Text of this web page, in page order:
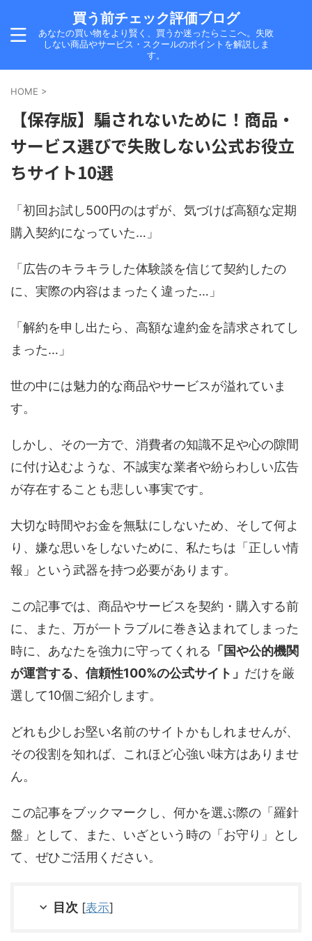
買う前チェック評価ブログ
あなたの買い物をより賢く、買うか迷ったらここへ。失敗
しない商品やサービス・スクールのポイントを解説しま
す。
HOME >
【保存版】騙されないために！商品・
サービス選びで失敗しない公式お役立
ちサイト10選
「初回お試し500円のはずが、気づけば高額な定期
購入契約になっていた…」
「広告のキラキラした体験談を信じて契約したの
に、実際の内容はまったく違った…」
「解約を申し出たら、高額な違約金を請求されてし
まった…」
世の中には魅力的な商品やサービスが溢れていま
す。
しかし、その一方で、消費者の知識不足や心の隙間
に付け込むような、不誠実な業者や紛らわしい広告
が存在することも悲しい事実です。
大切な時間やお金を無駄にしないため、そして何よ
り、嫌な思いをしないために、私たちは「正しい情
報」という武器を持つ必要があります。
この記事では、商品やサービスを契約・購入する前
に、また、万が一トラブルに巻き込まれてしまった
時に、あなたを強力に守ってくれる 「国や公的機関
が運営する、信頼性100%の公式サイト」 だけを厳
選して10個ご紹介します。
どれも少しお堅い名前のサイトかもしれませんが、
その役割を知れば、これほど心強い味方はありませ
ん。
この記事をブックマークし、何かを選ぶ際の「羅針
盤」として、また、いざという時の「お守り」とし
て、ぜひご活用ください。
目次 [表示]